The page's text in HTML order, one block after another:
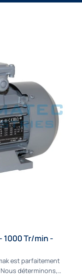
1000 Tr/min -
est parfaitement
déterminons,